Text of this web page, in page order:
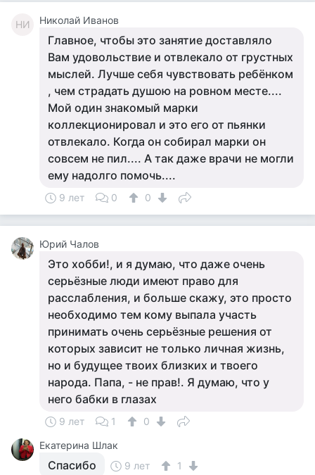
НИ Николай Иванов
Главное, чтобы это занятие доставляло
Вам удовольствие и отвлекало от грустных
мыслей. Лучше себя чувствовать ребёнком
, чем страдать душою на ровном месте....
Мой один знакомый марки
коллекционировал и это его от пьянки
отвлекало. Когда он собирал марки он
совсем не пил.... А так даже врачи не могли
ему надолго помочь....
9 лет 0 0
Юрий Чалов
Это хобби!, и я думаю, что даже очень
серьёзные люди имеют право для
расслабления, и больше скажу, это просто
необходимо тем кому выпала участь
принимать очень серьёзные решения от
которых зависит не только личная жизнь,
но и будущее твоих близких и твоего
народа. Папа, - не прав!. Я думаю, что у
него бабки в глазах
9 лет 1
0
Екатерина Шлак
Спасибо 9 лет 1